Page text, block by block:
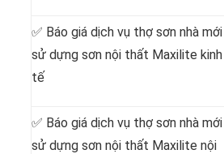
✅ Báo giá dịch vụ thợ sơn nhà mới
sử dựng sơn nội thất Maxilite kinh
tế
✅ Báo giá dịch vụ thợ sơn nhà mới
sử dựng sơn nội thất Maxilite nội